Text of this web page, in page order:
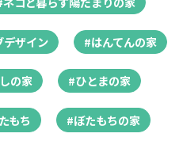
デザイン #はんてんの家
の家 #ひとまの家
もち #ぼたもちの家